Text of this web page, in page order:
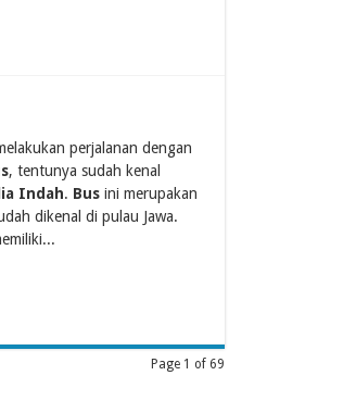
perjalanan dengan
, tentunya sudah kenal
Indah. Busini merupakan
dikenal di pulau Jawa.
Page 1 of 69